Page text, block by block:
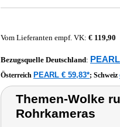
Vom Lieferanten empf. VK: € 119,90
Bezugsquelle Deutschland:
Österreich PEARL € 59,83*; Schweiz
Themen-Wolke
Rohrkameras